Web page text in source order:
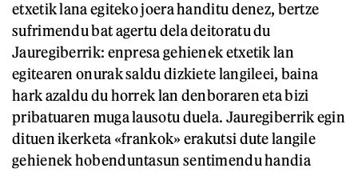
etxetik lana egiteko joera handitu denez, bertze
sufrimendu bat agertu dela deitoratu du
Jauregiberrik: enpresa gehienek etxetik lan
egitearen onurak saldu dizkiete langileei, baina
hark azaldu du horrek lan denboraren eta bizi
pribatuaren muga lausotu duela. Jauregiberrik egin
dituen ikerketa «frankok» erakutsi dute langile
gehienek hobenduntasun sentimendu handia